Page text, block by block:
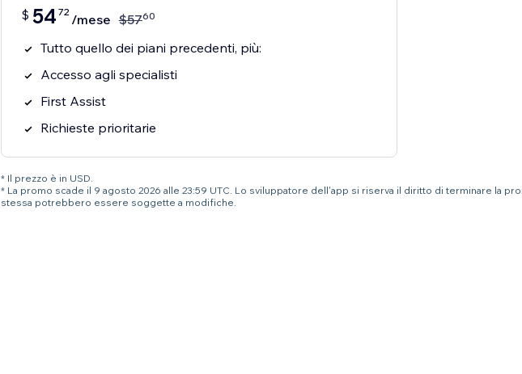
$ 54 72 /mese $5760
Tutto quello dei piani precedenti, più:
Accesso agli specialisti
First Assist
Richieste prioritarie
* Il prezzo è in USD.
* La promo scade il 9 agosto 2026 alle 23:59 UTC. Lo sviluppatore dell'app si riserva il diritto di terminare la
stessa potrebbero essere soggette a modifiche.